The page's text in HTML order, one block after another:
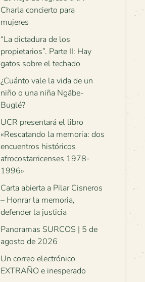
Charla concierto para
mujeres
“La dictadura de los
propietarios”. Parte II: Hay
gatos sobre el techado
¿Cuánto vale la vida de un
niño o una niña Ngäbe-
Buglé?
UCR presentará el libro
«Rescatando la memoria: dos
encuentros históricos
afrocostarricenses 1978-
1996»
Carta abierta a Pilar Cisneros
– Honrar la memoria,
defender la justicia
Panoramas SURCOS | 5 de
agosto de 2026
Un correo electrónico
EXTRAÑO e inesperado